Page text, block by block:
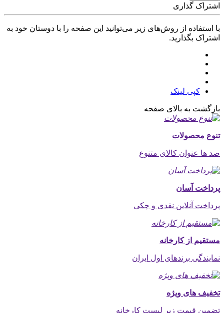
اشتراک گذاری
با استفاده از روش‌های زیر می‌توانید این صفحه را با دوستان خود به
اشتراک بگذارید.
کپی لینک
بازگشت به بالای صفحه
تنوع محصولات
صد ها عنوان کالای متنوع
پرداخت آسان
پرداخت آنلاین نقدی و چکی
مستقیم از کارخانه
نمایندگی برندهای اول ایران
تخفیف های ویژه
تضمین قیمت زیر لیست کارخانه